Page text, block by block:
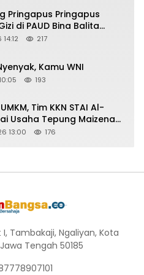
Pringapus Pringapus
di PAUD Bina Balita
Nasional 2026
217
Kamu WNI
193
Tim KKN STAI Al-
Usaha Tepung Maizena
13:00 176
Tambakaji, Ngaliyan, Kota
Tengah 50185